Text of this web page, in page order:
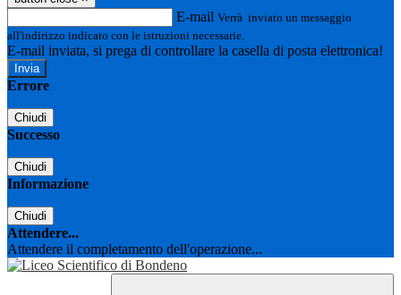
E-mail Verrà inviato un messaggio
all'indirizzo indicato con le istruzioni necessarie.
E-mail inviata, si prega di controllare la casella di posta elettronica!
Errore
Chiudi
Successo
Chiudi
Informazione
Chiudi
Attendere...
Attendere il completamento dell'operazione...